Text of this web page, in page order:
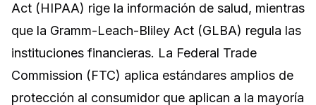
Act (HIPAA) rige la información de salud, mientras
que la Gramm-Leach-Bliley Act (GLBA) regula las
instituciones financieras. La Federal Trade
Commission (FTC) aplica estándares amplios de
protección al consumidor que aplican a la mayoría